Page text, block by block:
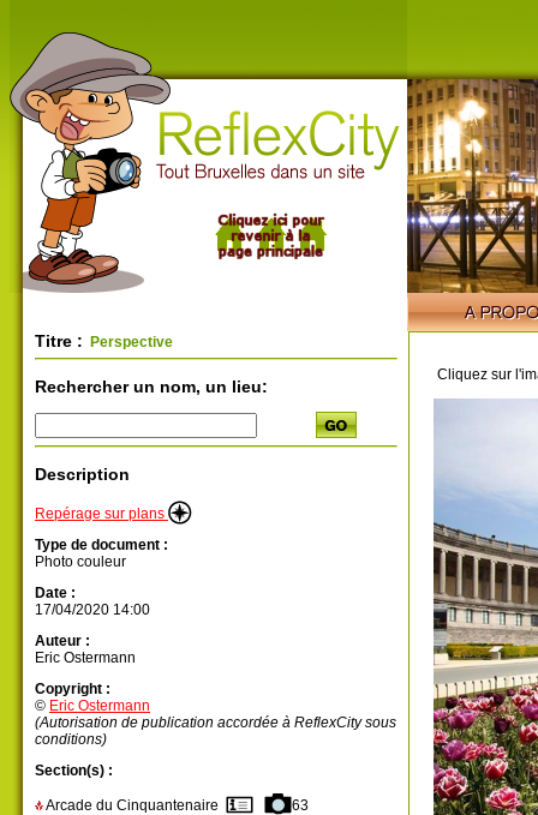
Titre : Perspective
Rechercher un nom, un lieu:
Description
Repérage sur plans
Type de document :
Photo couleur
Date :
17/04/2020 14:00
Auteur :
Eric Ostermann
Copyright :
© Eric Ostermann
(Autorisation de publication accordée à ReflexCity sous
conditions)
Section(s) :
Arcade du Cinquantenaire 63
Cliquez sur